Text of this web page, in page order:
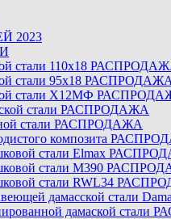
2023
стали 110х18
стали 95х18 РАСПРОДАЖА
стали Х12МФ
стали РАСПРОДАЖА
стали РАСПРОДАЖА
композита
стали Elmax
стали M390
стали RWL34
дамасской стали
дамаской стали